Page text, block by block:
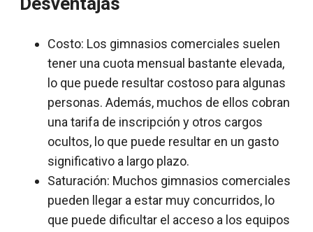
Costo: Los gimnasios comerciales suelen
tener una cuota mensual bastante elevada,
lo que puede resultar costoso para algunas
personas. Además, muchos de ellos cobran
una tarifa de inscripción y otros cargos
ocultos, lo que puede resultar en un gasto
significativo a largo plazo.
Saturación: Muchos gimnasios comerciales
pueden llegar a estar muy concurridos, lo
que puede dificultar el acceso a los equipos